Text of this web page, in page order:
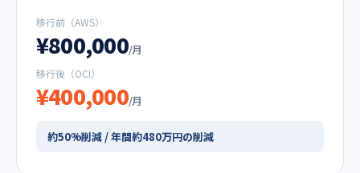
移行前（AWS）
¥800,000/月
移行後（OCI）
¥400,000/月
約50%削減 / 年間約480万円の削減